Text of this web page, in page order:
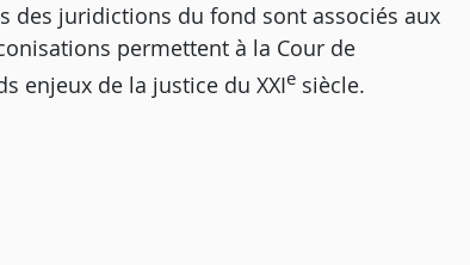
des juridictions du fond sont associés aux
permettent à la Cour de
enjeux de la justice du XXIe siècle.